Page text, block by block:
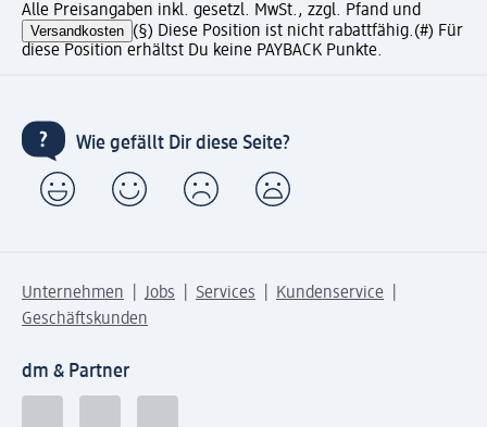
Alle Preisangaben inkl. gesetzl. MwSt., zzgl. Pfand und
Versandkosten (§) Diese Position ist nicht rabattfähig.(#) Für
diese Position erhältst Du keine PAYBACK Punkte.
Wie gefällt Dir diese Seite?
Unternehmen Jobs Services
Kundenservice
Geschäftskunden
dm & Partner